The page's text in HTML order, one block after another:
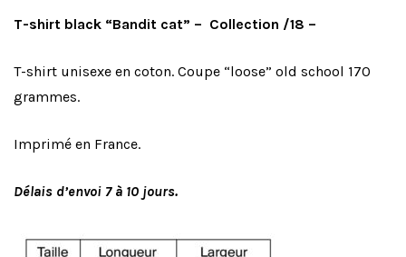
T-shirt black “Bandit cat” – Collection /18 –
T-shirt unisexe en coton. Coupe “loose” old school 170
grammes.
Imprimé en France.
Délais d’envoi 7 à 10 jours.